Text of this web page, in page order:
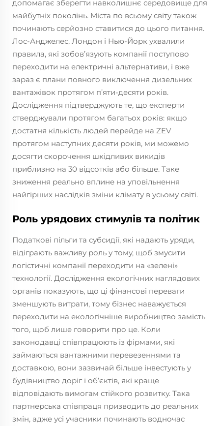
допомагає зберегти навколишнє середовище для
майбутніх поколінь. Міста по всьому світу також
починають серйозно ставитися до цього питання.
Лос-Анджелес, Лондон і Нью-Йорк ухвалили
правила, які зобов’язують компанії поступово
переходити на електричні альтернативи, і вже
зараз є плани повного виключення дизельних
вантажівок протягом п’яти-десяти років.
Дослідження підтверджують те, що експерти
стверджували протягом багатьох років: якщо
достатня кількість людей перейде на ZEV
протягом наступних десяти років, ми можемо
досягти скорочення шкідливих викидів
приблизно на 30 відсотків або більше. Таке
зниження реально вплине на уповільнення
найгірших наслідків зміни клімату в усьому світі.
Роль урядових стимулів та політик
Податкові пільги та субсидії, які надають уряди,
відіграють важливу роль у тому, щоб змусити
логістичні компанії переходити на «зелені»
технології. Дослідження екологічних наглядових
органів показують, що ці фінансові переваги
зменшують витрати, тому бізнес наважується
переходити на екологічніше виробництво замість
того, щоб лише говорити про це. Коли
законодавці співпрацюють із фірмами, які
займаються вантажними перевезеннями та
доставкою, вони зазвичай більше інвестують у
будівництво доріг і об’єктів, які краще
відповідають вимогам стійкого розвитку. Така
партнерська співпраця призводить до реальних
змін, адже усі учасники починають водночас